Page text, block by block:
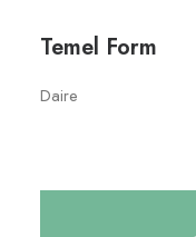
Temel Form
Daire